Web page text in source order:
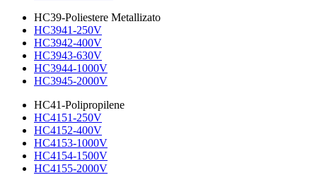
HC39-Poliestere Metallizato
HC3941-250V
HC3942-400V
HC3943-630V
HC3944-1000V
HC3945-2000V
HC41-Polipropilene
HC4151-250V
HC4152-400V
HC4153-1000V
HC4154-1500V
HC4155-2000V